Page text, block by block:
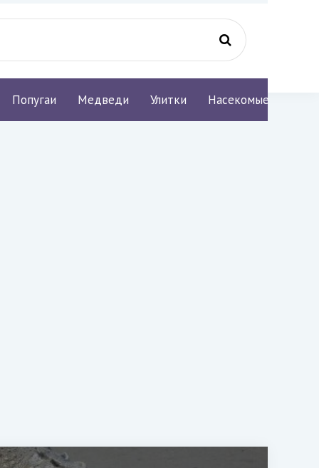
Попугаи Медведи Улитки Насекомые